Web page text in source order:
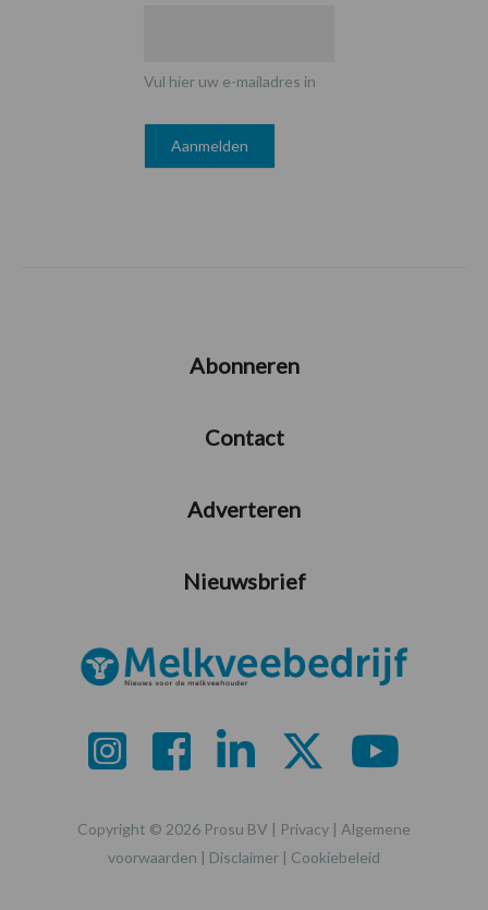
Vul hier uw e-mailadres in
Abonneren
Contact
Adverteren
Nieuwsbrief
Copyright © 2026 Prosu BV | Privacy | Algemene
voorwaarden | Disclaimer | Cookiebeleid